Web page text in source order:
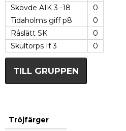
Skövde AIK 3 -18
0
Tidaholms giff p8
0
Råslätt SK
0
Skultorps If 3
0
TILL GRUPPEN
Tröjfärger